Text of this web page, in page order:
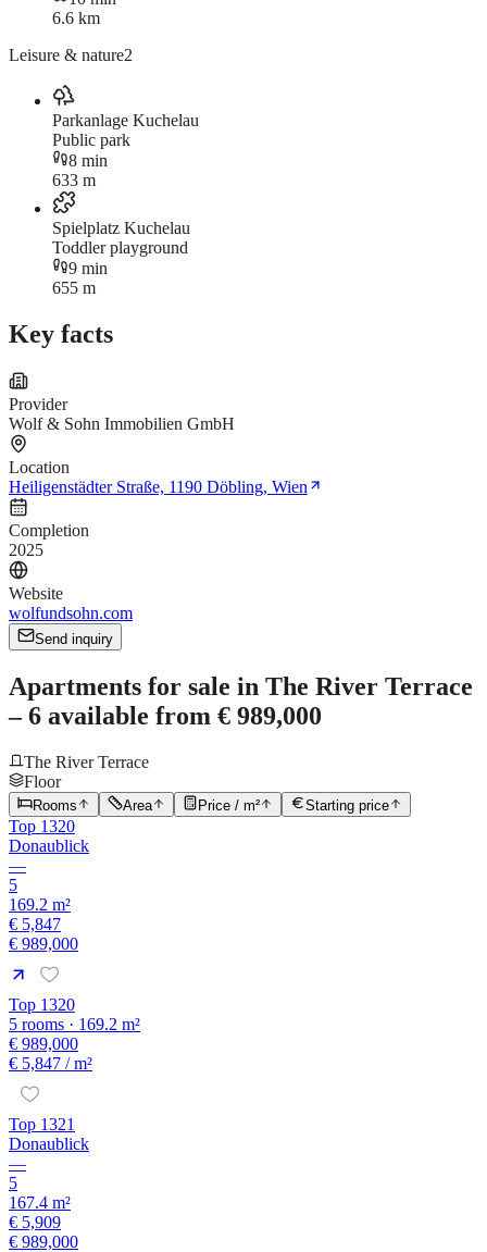
6.6 km
Leisure & nature2
Parkanlage Kuchelau
Public park
8 min
633 m
Spielplatz Kuchelau
Toddler playground
9 min
655 m
Key facts
Provider
Wolf & Sohn Immobilien GmbH
Location
Heiligenstädter Straße, 1190 Döbling, Wien
Completion
2025
Website
wolfundsohn.com
Send inquiry
Apartments for sale in The River Terrace
– 6 available from € 989,000
The River Terrace
Floor
Rooms Area Price / m² Starting price
Top 1320
Donaublick
—
5
169.2 m²
€ 5,847
€ 989,000
Top 1320
5 rooms · 169.2 m²
€ 989,000
€ 5,847 / m²
Top 1321
Donaublick
—
5
167.4 m²
€ 5,909
€ 989,000